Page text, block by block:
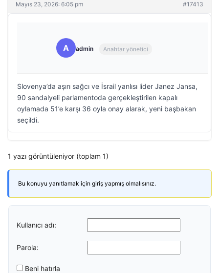
Mayıs 23, 2026: 6:05 pm #17413
A admin Anahtar yönetici
Slovenya’da aşırı sağcı ve İsrail yanlısı lider Janez Jansa,
90 sandalyeli parlamentoda gerçekleştirilen kapalı
oylamada 51’e karşı 36 oyla onay alarak, yeni başbakan
seçildi.
1 yazı görüntüleniyor (toplam 1)
Bu konuyu yanıtlamak için giriş yapmış olmalısınız.
Kullanıcı adı:
Parola:
Beni hatırla